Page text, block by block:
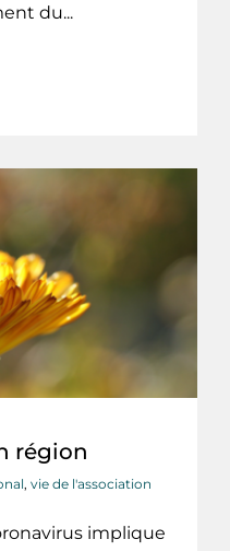
du...
région
, vie de l'association
implique